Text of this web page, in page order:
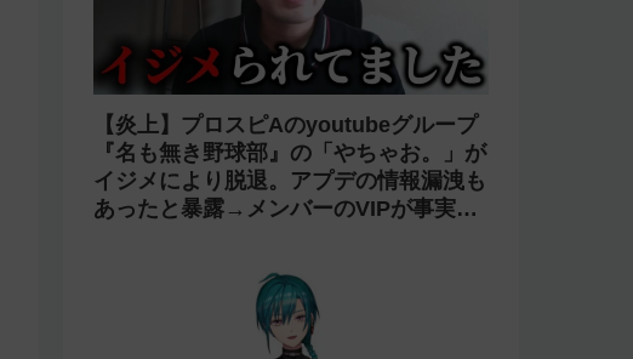
【炎上】プロスピAのyoutubeグループ
『名も無き野球部』の「やちゃお。」が
イジメにより脱退。アプデの情報漏洩も
あったと暴露→メンバーのVIPが事実無